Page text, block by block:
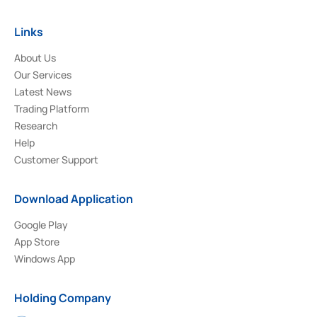
Links
About Us
Our Services
Latest News
Trading Platform
Research
Help
Customer Support
Download Application
Google Play
App Store
Windows App
Holding Company